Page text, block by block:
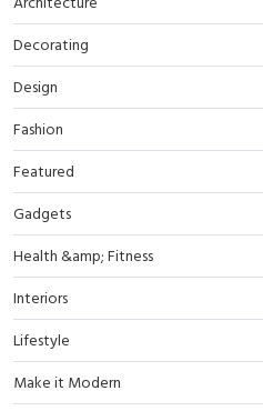
Decorating
Design
Fashion
Featured
Gadgets
Health &amp; Fitness
Interiors
Lifestyle
Make it Modern